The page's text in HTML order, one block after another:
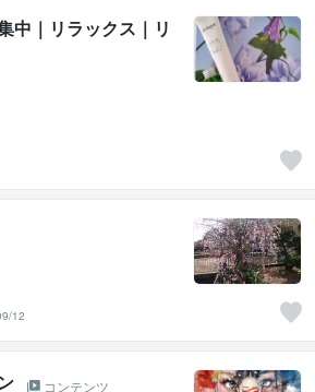
中｜リラックス｜リ
12
コンテンツ